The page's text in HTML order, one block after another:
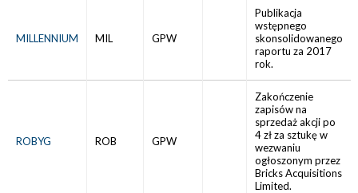
MILLENNIUM MIL GPW
Publikacja
wstępnego
skonsolidowanego
raportu za 2017
rok.
ROBYG ROB GPW
Zakończenie
zapisów na
sprzedaż akcji po
4 zł za sztukę w
wezwaniu
ogłoszonym przez
Bricks Acquisitions
Limited.